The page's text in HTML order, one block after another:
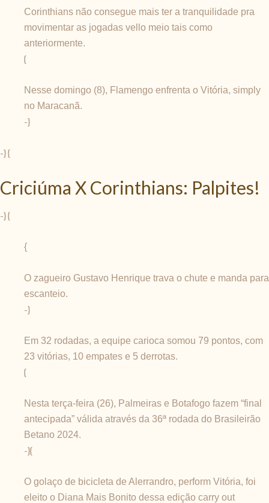
Corinthians não consegue mais ter a tranquilidade pra
movimentar as jogadas vello meio tais como
anteriormente.
{
Nesse domingo (8), Flamengo enfrenta o Vitória, simply
no Maracanã.
-}
-} {
Criciúma X Corinthians: Palpites!
-} {
{
O zagueiro Gustavo Henrique trava o chute e manda para
escanteio.
-}
Em 32 rodadas, a equipe carioca somou 79 pontos, com
23 vitórias, 10 empates e 5 derrotas.
{
Nesta terça-feira (26), Palmeiras e Botafogo fazem “final
antecipada” válida através da 36ª rodada do Brasileirão
Betano 2024.
-}{
O golaço de bicicleta de Alerrandro, perform Vitória, foi
eleito o Diana Mais Bonito dessa edição carry out